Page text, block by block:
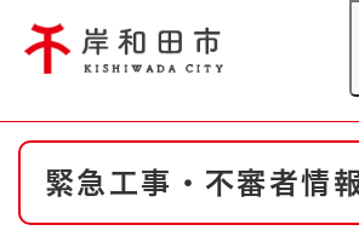
やさしい日本語
防災・緊急情報 救急
ハザードマップ
本
緊急工事・不審者情